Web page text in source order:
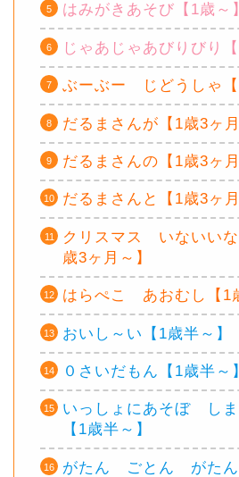
はみがきあそび【1歳～】
じゃあじゃあびりびり【
ぶーぶー じどうしゃ【
だるまさんが【1歳3ヶ月
だるまさんの【1歳3ヶ月
だるまさんと【1歳3ヶ月
クリスマス いないい
歳3ヶ月～】
はらぺこ あおむし【1
おいし～い【1歳半～】
０さいだもん【1歳半～】
いっしょにあそぼ しま
【1歳半～】
がたん ごとん がた